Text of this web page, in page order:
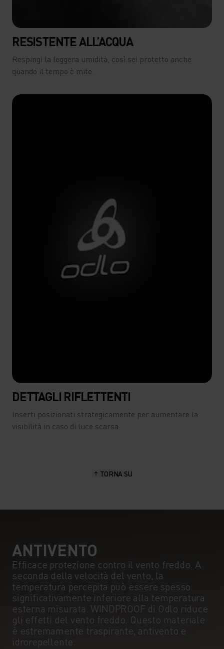
RESISTENTE ALL’ACQUA
Respingi la leggera umidità, così sei protetto anche
quando il tempo è mite.
DETTAGLI RIFLETTENTI
Inserti posizionati strategicamente per aumentare la
visibilità in caso di luce scarsa.
TORNA SU
ANTIVENTO
Efficace protezione contro il vento freddo. A
seconda della velocità del vento, la
temperatura percepita può essere spesso
significativamente inferiore alla temperatura
esterna misurata. WINDPROOF di Odlo riduce
gli effetti del vento freddo. Questo materiale
è estremamente traspirante, antivento e
idrorepellente.